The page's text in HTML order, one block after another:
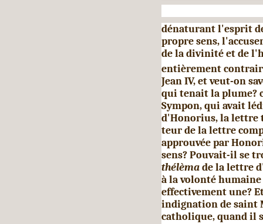
dénaturant l'esprit
propre sens,
de la divinité et de
entièrement
Jean IV, et veut-on
qui tenait la plume?
Sympon, qui avait
d'Honorius, la lettre
teur de la lettre
approuvée par
sens? Pouvait-il se
thélèmade la lettre
à la volonté
effectivement une?
indignation de saint
catholique, quand il